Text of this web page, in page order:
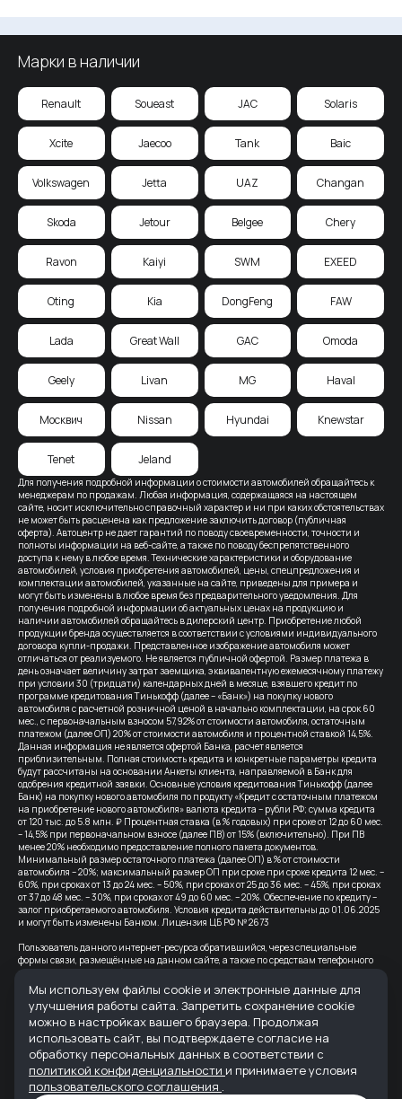
Для получения подробной информации о стоимости автомобилей обращайтесь к
менеджерам по продажам. Любая информация, содержащаяся на настоящем
сайте, носит исключительно справочный характер и ни при каких обстоятельствах
не может быть расценена как предложение заключить договор (публичная
оферта). Автоцентр не дает гарантий по поводу своевременности, точности и
полноты информации на веб-сайте, а также по поводу беспрепятственного
доступа к нему в любое время. Технические характеристики и оборудование
автомобилей, условия приобретения автомобилей, цены, спецпредложения и
комплектации автомобилей, указанные на сайте, приведены для примера и
могут быть изменены в любое время без предварительного уведомления. Для
получения подробной информации об актуальных ценах на продукцию и
наличии автомобилей обращайтесь в дилерский центр. Приобретение любой
продукции бренда осуществляется в соответствии с условиями индивидуального
договора купли-продажи. Представленное изображение автомобиля может
отличаться от реализуемого. Не является публичной офертой. Размер платежа в
день означает величину затрат заемщика, эквивалентную ежемесячному платежу
при условии 30 (тридцати) календарных дней в месяце, взявшего кредит по
программе кредитования Тинькофф (далее – «Банк») на покупку нового
автомобиля с расчетной розничной ценой в начально комплектации, на срок 60
мес., с первоначальным взносом 57,92% от стоимости автомобиля, остаточным
платежом (далее ОП) 20% от стоимости автомобиля и процентной ставкой 14,5%.
Данная информация не является офертой Банка, расчет является
приблизительным. Полная стоимость кредита и конкретные параметры кредита
будут рассчитаны на основании Анкеты клиента, направляемой в Банк для
одобрения кредитной заявки. Основные условия кредитования Тинькофф (далее
Банк) на покупку нового автомобиля по продукту «Кредит с остаточным платежом
на приобретение нового автомобиля» валюта кредита – рубли РФ; сумма кредита
от 120 тыс. до 5.8 млн. ₽ Процентная ставка (в % годовых) при сроке от 12 до 60 мес.
– 14,5% при первоначальном взносе (далее ПВ) от 15% (включительно). При ПВ
менее 20% необходимо предоставление полного пакета документов.
Минимальный размер остаточного платежа (далее ОП) в % от стоимости
автомобиля – 20%; максимальный размер ОП при сроке при сроке кредита 12 мес. –
60%, при сроках от 13 до 24 мес. – 50%, при сроках от 25 до 36 мес. – 45%, при сроках
от 37 до 48 мес. – 30%, при сроках от 49 до 60 мес. – 20%. Обеспечение по кредиту –
залог приобретаемого автомобиля. Условия кредита действительны до 01.06.2025
и могут быть изменены Банком. Лицензия ЦБ РФ № 2673
Пользователь данного интернет-ресурса обратившийся, через специальные
формы связи, размещённые на данном сайте, а также по средствам телефонного
звонка, выражает свое безусловное согласие продолжить устную или письменную
коммуникацию с помощью электронных средств связи, в т.ч.: sms-
информирование, e-mail-рассылка и т.п. и т.д.
Все цены на сайте указаны с учетом скидок.
Банк-партнер: ВТБ (ПАО), Лицензия Банка ВТБ — №1000 от 08.07.2015. Партнер по
страхованию: СПАО «Ингосстрах», лицензия ЦБ РФ № 0928
Реквизиты организации: ООО "АВРОРА" ИНН 6165235622 ОГРН 1236100007373
Марки в наличии
Renault Soueast JAC Solaris
Xcite Jaecoo Tank Baic
Volkswagen Jetta UAZ Changan
Skoda Jetour Belgee Chery
Ravon Kaiyi SWM EXEED
Oting Kia DongFeng FAW
Lada Great Wall GAC Omoda
Geely Livan MG Haval
Москвич Nissan Hyundai Knewstar
Tenet Jeland
Мы используем файлы cookie и электронные данные для
улучшения работы сайта. Запретить сохранение cookie
можно в настройках вашего браузера. Продолжая
использовать сайт, вы подтверждаете согласие на
обработку персональных данных в соответствии с
политикой конфиденциальности и принимаете условия
пользовательского соглашения .